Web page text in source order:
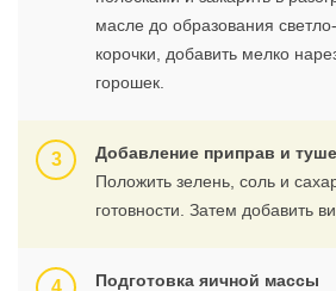
масле до образования
корочки, добавить мелко
горошек.
Добавление приправ и
Положить зелень, соль и
готовности. Затем добавить
Подготовка яичной массы